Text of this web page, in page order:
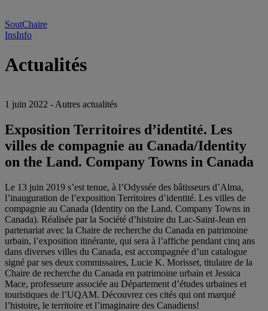
SoutChaire
InsInfo
Actualités
1 juin 2022 - Autres actualités
Exposition Territoires d’identité. Les
villes de compagnie au Canada/Identity
on the Land. Company Towns in Canada
Le 13 juin 2019 s’est tenue, à l’Odyssée des bâtisseurs d’Alma,
l’inauguration de l’exposition Territoires d’identité. Les villes de
compagnie au Canada (Identity on the Land. Company Towns in
Canada). Réalisée par la Société d’histoire du Lac-Saint-Jean en
partenariat avec la Chaire de recherche du Canada en patrimoine
urbain, l’exposition itinérante, qui sera à l’affiche pendant cinq ans
dans diverses villes du Canada, est accompagnée d’un catalogue
signé par ses deux commissaires, Lucie K. Morisset, titulaire de la
Chaire de recherche du Canada en patrimoine urbain et Jessica
Mace, professeure associée au Département d’études urbaines et
touristiques de l’UQAM. Découvrez ces cités qui ont marqué
l’histoire, le territoire et l’imaginaire des Canadiens!